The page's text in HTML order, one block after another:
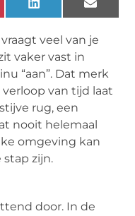
LinkedInEmail
veel van je
vaker vast in
“aan”. Dat merk
van tijd laat
rug, een
nooit helemaal
omgeving kan
zijn.
door. In de